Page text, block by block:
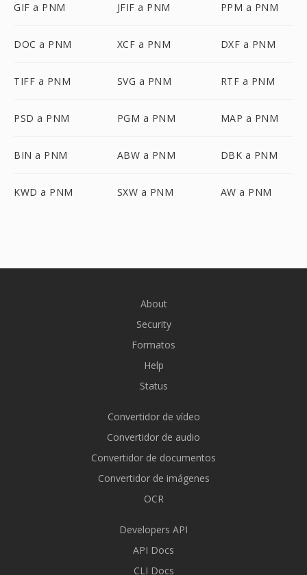
GIF a PNM JFIF a PNM PPM a PNM
DOC a PNM XCF a PNM DXF a PNM
TIFF a PNM SVG a PNM RTF a PNM
PSD a PNM PGM a PNM MAP a PNM
BIN a PNM ABW a PNM DBK a PNM
KWD a PNM SXW a PNM AW a PNM
About
Security
Formatos
Help
Status
Convertidor de vídeo
Convertidor de audio
Convertidor de documentos
Convertidor de imágenes
OCR
Developers API
API Docs
CLI Docs